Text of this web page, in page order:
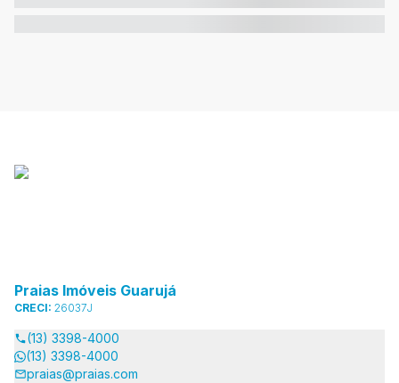
Praias Imóveis Guarujá
CRECI: 26037J
(13) 3398-4000
(13) 3398-4000
praias@praias.com